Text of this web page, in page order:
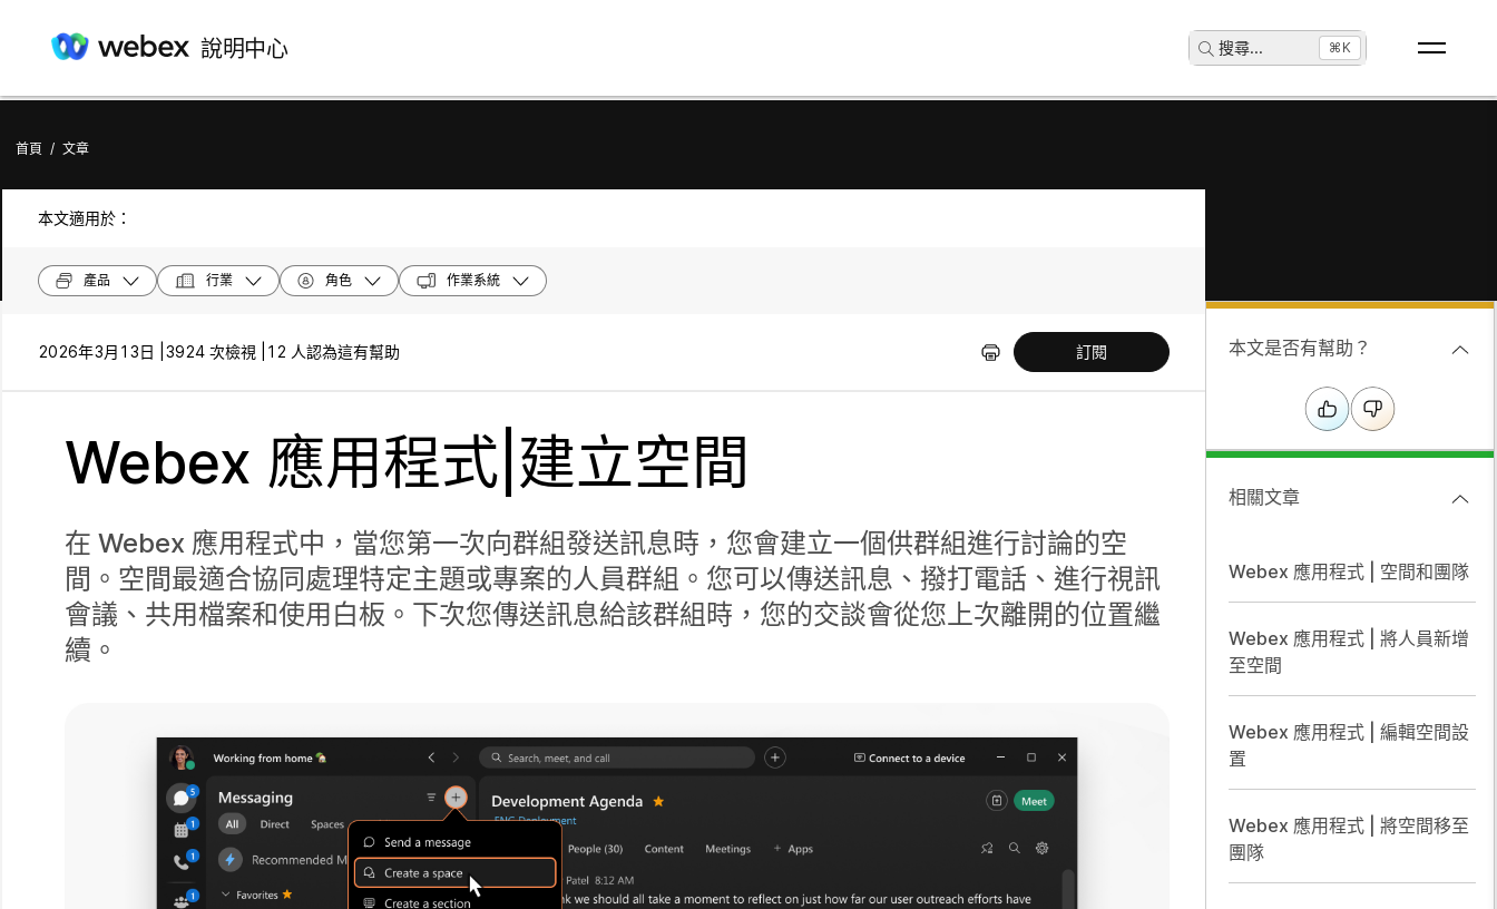
說明中心 搜尋... ⌘K
首頁 / 文章
本文適用於：
產品 行業 角色 作業系統
2026年3月13日 | 3924 次檢視 | 12 人認為這有幫助 訂閱
Webex 應用程式|建立空間
在 Webex 應用程式中，當您第一次向群組發送訊息時，您會建立一個供群組進行討論的空
間。空間最適合協同處理特定主題或專案的人員群組。您可以傳送訊息、撥打電話、進行視訊
會議、共用檔案和使用白板。下次您傳送訊息給該群組時，您的交談會從您上次離開的位置繼
續。
本文是否有幫助？
相關文章
Webex 應用程式 | 空間和團隊
Webex 應用程式 | 將人員新增
至空間
Webex 應用程式 | 編輯空間設
置
Webex 應用程式 | 將空間移至
團隊